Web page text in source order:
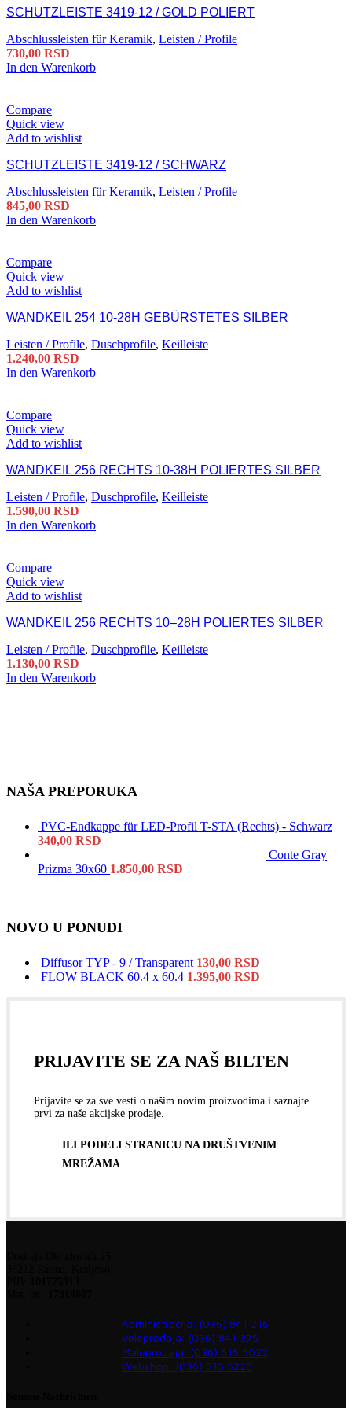
SCHUTZLEISTE 3419-12 / GOLD POLIERT
Abschlussleisten für Keramik, Leisten / Profile
730,00 RSD
In den Warenkorb
Compare
Quick view
Add to wishlist
SCHUTZLEISTE 3419-12 / SCHWARZ
Abschlussleisten für Keramik, Leisten / Profile
845,00 RSD
In den Warenkorb
Compare
Quick view
Add to wishlist
WANDKEIL 254 10-28H GEBÜRSTETES SILBER
Leisten / Profile, Duschprofile, Keilleiste
1.240,00 RSD
In den Warenkorb
Compare
Quick view
Add to wishlist
WANDKEIL 256 RECHTS 10-38H POLIERTES SILBER
Leisten / Profile, Duschprofile, Keilleiste
1.590,00 RSD
In den Warenkorb
Compare
Quick view
Add to wishlist
WANDKEIL 256 RECHTS 10–28H POLIERTES SILBER
Leisten / Profile, Duschprofile, Keilleiste
1.130,00 RSD
In den Warenkorb
NAŠA PREPORUKA
PVC-Endkappe für LED-Profil T-STA (Rechts) - Schwarz
340,00 RSD
Conte Gray
Prizma 30x60 1.850,00 RSD
NOVO U PONUDI
Diffusor TYP - 9 / Transparent 130,00 RSD
FLOW BLACK 60.4 x 60.4 1.395,00 RSD
PRIJAVITE SE ZA NAŠ BILTEN
Prijavite se za sve vesti o našim novim proizvodima i saznajte
prvi za naše akcijske prodaje.
ILI PODELI STRANICU NA DRUŠTVENIM
MREŽAMA
Administracija: (036) 841 216
Veleprodaja: (036) 841 375
Maloprodaja: (036) 515 5022
Webshop: (036) 515 5225